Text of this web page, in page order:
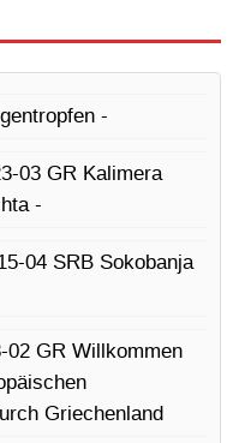
-
03 GR Kalimera
-
04 SRB Sokobanja
02 GR Willkommen
Griechenland